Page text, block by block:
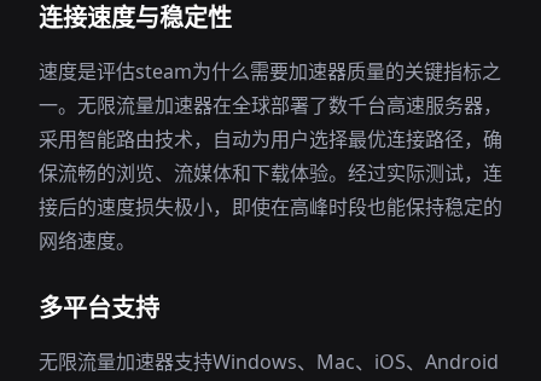
连接速度与稳定性
速度是评估steam为什么需要加速器质量的关键指标之
一。无限流量加速器在全球部署了数千台高速服务器，
采用智能路由技术，自动为用户选择最优连接路径，确
保流畅的浏览、流媒体和下载体验。经过实际测试，连
接后的速度损失极小，即使在高峰时段也能保持稳定的
网络速度。
多平台支持
无限流量加速器支持Windows、Mac、iOS、Android